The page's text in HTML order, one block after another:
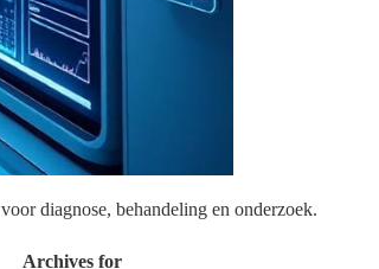
diagnose, behandeling en onderzoek.
Archives for